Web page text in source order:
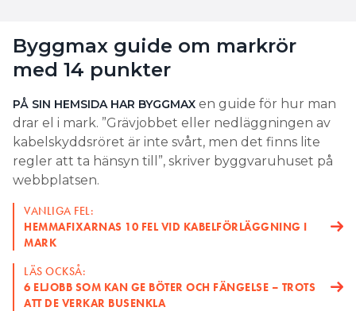
Byggmax guide om markrör
med 14 punkter
PÅ SIN HEMSIDA HAR BYGGMAX en guide för hur man
drar el i mark. ”Grävjobbet eller nedläggningen av
kabelskyddsröret är inte svårt, men det finns lite
regler att ta hänsyn till”, skriver byggvaruhuset på
webbplatsen.
VANLIGA FEL:
HEMMAFIXARNAS 10 FEL VID KABELFÖRLÄGGNING I
MARK
LÄS OCKSÅ:
6 ELJOBB SOM KAN GE BÖTER OCH FÄNGELSE – TROTS
ATT DE VERKAR BUSENKLA